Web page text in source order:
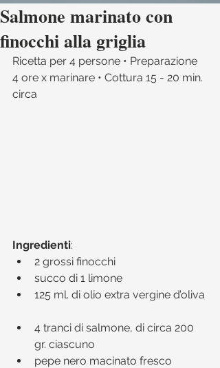
Salmone marinato con
finocchi alla griglia
Ricetta per 4 persone • Preparazione
4 ore x marinare • Cottura 15 - 20 min.
circa
Ingredienti:​
2 grossi finocchi
succo di 1 limone
125 ml. di olio extra vergine d’oliva
4 tranci di salmone, di circa 200
gr. ciascuno
pepe nero macinato fresco